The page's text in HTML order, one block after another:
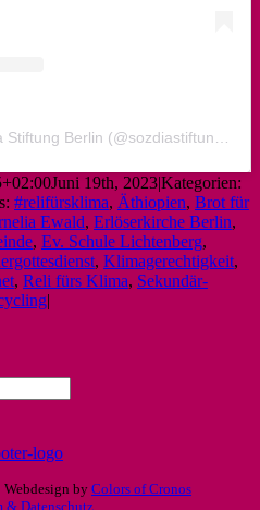
Ein Beitrag geteilt von SozDia Stiftung Berlin (@sozdiastiftungberlin)
Juni 19th, 2023|Kategorien:
#relifürsklima, Äthiopien, Brot für
Ewald, Erlöserkirche Berlin,
, Ev. Schule Lichtenberg,
, Klimagerechtigkeit,
, Reli fürs Klima, Sekundär-
|
by Colors of Cronos
& Datenschutz